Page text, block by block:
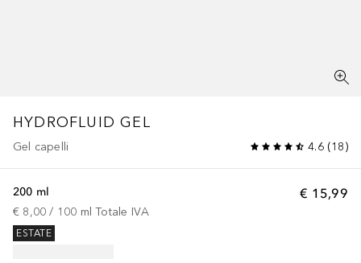
HYDROFLUID GEL
Gel capelli 4.6(18)
€ 15,99
200 ml
€ 8,00 / 100 ml Totale IVA
ESTATE